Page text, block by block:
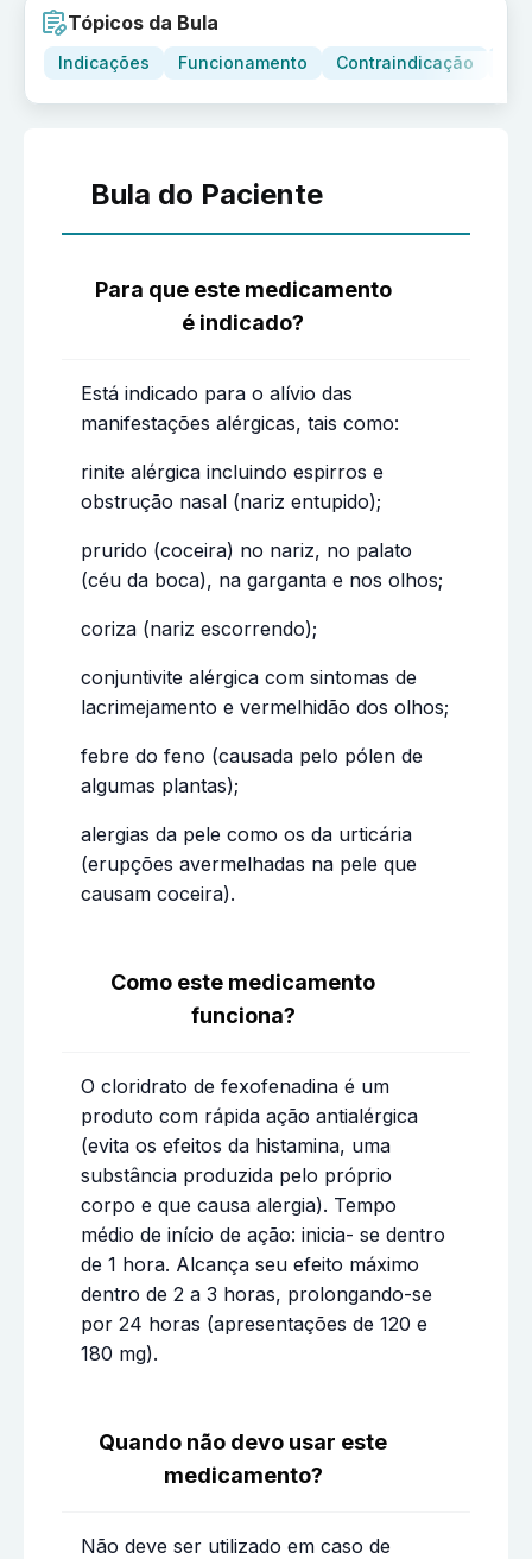
Tópicos da Bula
Indicações Funcionamento Contraindicação
Bula do Paciente
Para que este medicamento
é indicado?
Está indicado para o alívio das
manifestações alérgicas, tais como:
rinite alérgica incluindo espirros e
obstrução nasal (nariz entupido);
prurido (coceira) no nariz, no palato
(céu da boca), na garganta e nos olhos;
coriza (nariz escorrendo);
conjuntivite alérgica com sintomas de
lacrimejamento e vermelhidão dos olhos;
febre do feno (causada pelo pólen de
algumas plantas);
alergias da pele como os da urticária
(erupções avermelhadas na pele que
causam coceira).
Como este medicamento
funciona?
O cloridrato de fexofenadina é um
produto com rápida ação antialérgica
(evita os efeitos da histamina, uma
substância produzida pelo próprio
corpo e que causa alergia). Tempo
médio de início de ação: inicia- se dentro
de 1 hora. Alcança seu efeito máximo
dentro de 2 a 3 horas, prolongando-se
por 24 horas (apresentações de 120 e
180 mg).
Quando não devo usar este
medicamento?
Não deve ser utilizado em caso de